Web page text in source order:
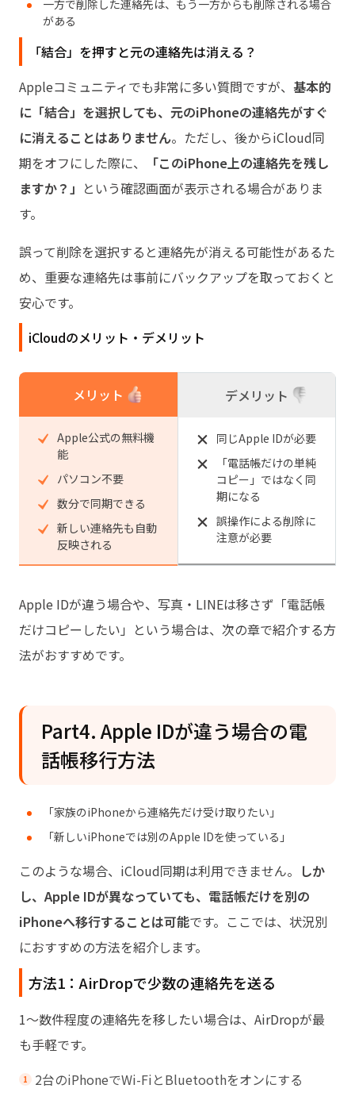
一方で削除した連絡先は、もう一方からも削除される場合
がある
「結合」を押すと元の連絡先は消える？
Appleコミュニティでも非常に多い質問ですが、 基本的
に「結合」を選択しても、元のiPhoneの連絡先がすぐ
に消えることはありません。ただし、後からiCloud同
期をオフにした際に、
「このiPhone上の連絡先を残し
ますか？」 という確認画面が表示される場合がありま
す。
誤って削除を選択すると連絡先が消える可能性があるた
め、重要な連絡先は事前にバックアップを取っておくと
安心です。
iCloudのメリット・デメリット
メリット
Apple公式の無料機
能
パソコン不要
数分で同期できる
新しい連絡先も自動
反映される
デメリット
同じApple IDが必要
「電話帳だけの単純
コピー」ではなく同
期になる
誤操作による削除に
注意が必要
Apple IDが違う場合や、写真・LINEは移さず「電話帳
だけコピーしたい」という場合は、次の章で紹介する方
法がおすすめです。
Part4. Apple IDが違う場合の電
話帳移行方法
「家族のiPhoneから連絡先だけ受け取りたい」
「新しいiPhoneでは別のApple IDを使っている」
このような場合、iCloud同期は利用できません。 しか
し、Apple IDが異なっていても、電話帳だけを別の
iPhoneへ移行することは可能です。ここでは、状況別
におすすめの方法を紹介します。
方法1：AirDropで少数の連絡先を送る
1～数件程度の連絡先を移したい場合は、AirDropが最
も手軽です。
2台のiPhoneでWi-FiとBluetoothをオンにする